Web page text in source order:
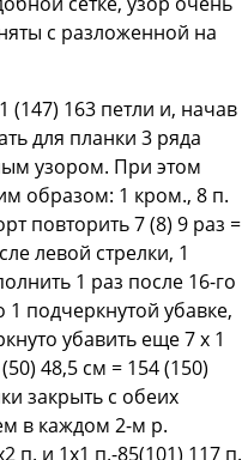
с разложенной на
(147) 163 петли и, начав
для планки 3 ряда
узором. При этом
об­разом: 1 кром., 8 п.
повторить 7 (8) 9 раз =
левой стрелки, 1
1 раз после 16-го
1 подчеркнутой убавке,
убавить еще 7 х 1
48,5 см = 154 (150)
закрыть с обеих
в каждом 2-м р.
п. и 1x1 п.-85(101) 117 п.